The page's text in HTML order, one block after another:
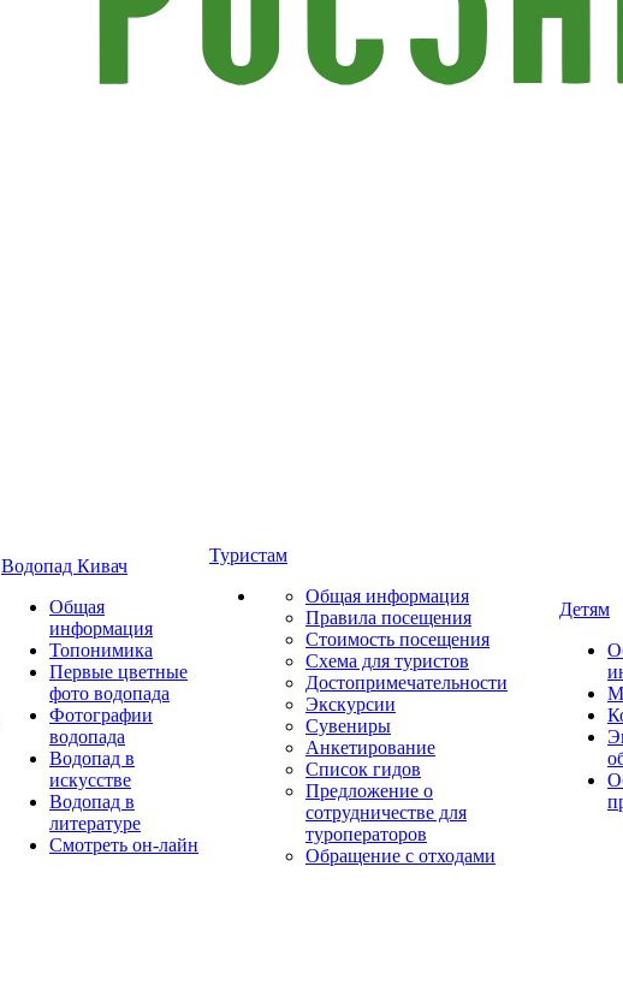
Водопад Кивач
Общая
информация
Топонимика
Первые цветные
фото водопада
Фотографии
водопада
Водопад в
искусстве
Водопад в
литературе
Смотреть он-лайн
Туристам
Общая информация
Правила посещения
Стоимость посещения
Схема для туристов
Достопримечательности
Экскурсии
Сувениры
Анкетирование
Список гидов
Предложение о
сотрудничестве для
туроператоров
Обращение с отходами
Детям